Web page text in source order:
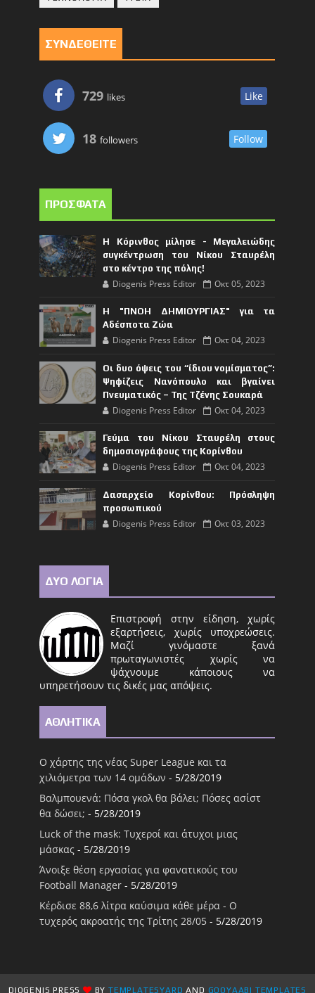
ΣΥΝΔΕΘΕΙΤΕ
729 likes Like
18 followers Follow
ΠΡΟΣΦΑΤΑ
Η Κόρινθος μίλησε - Μεγαλειώδης
συγκέντρωση του Νίκου Σταυρέλη
στο κέντρο της πόλης!
Diogenis Press Editor Οκτ 05, 2023
Η "ΠΝΟΗ ΔΗΜΙΟΥΡΓΙΑΣ" για τα
Αδέσποτα Ζώα
Diogenis Press Editor Οκτ 04, 2023
Οι δυο όψεις του “ίδιου νομίσματος”:
Ψηφίζεις Νανόπουλο και βγαίνει
Πνευματικός – Της Τζένης Σουκαρά
Diogenis Press Editor Οκτ 04, 2023
Γεύμα του Νίκου Σταυρέλη στους
δημοσιογράφους της Κορίνθου
Diogenis Press Editor Οκτ 04, 2023
Δασαρχείο Κορίνθου: Πρόσληψη
προσωπικού
Diogenis Press Editor Οκτ 03, 2023
ΔΥΟ ΛΟΓΙΑ
Επιστροφή στην είδηση, χωρίς
εξαρτήσεις, χωρίς υποχρεώσεις.
Μαζί γινόμαστε ξανά
πρωταγωνιστές χωρίς να
ψάχνουμε κάποιους να
υπηρετήσουν τις δικές μας απόψεις.
ΑΘΛΗΤΙΚΑ
Ο χάρτης της νέας Super League και τα
χιλιόμετρα των 14 ομάδων - 5/28/2019
Βαλμπουενά: Πόσα γκολ θα βάλει; Πόσες ασίστ
θα δώσει; - 5/28/2019
Luck of the mask: Τυχεροί και άτυχοι μιας
μάσκας - 5/28/2019
Άνοιξε θέση εργασίας για φανατικούς του
Football Μanager - 5/28/2019
Κέρδισε 88,6 λίτρα καύσιμα κάθε μέρα - Ο
τυχερός ακροατής της Τρίτης 28/05 - 5/28/2019
DIOGENIS PRESS BYTEMPLATESYARD AND GOOYAABI TEMPLATES